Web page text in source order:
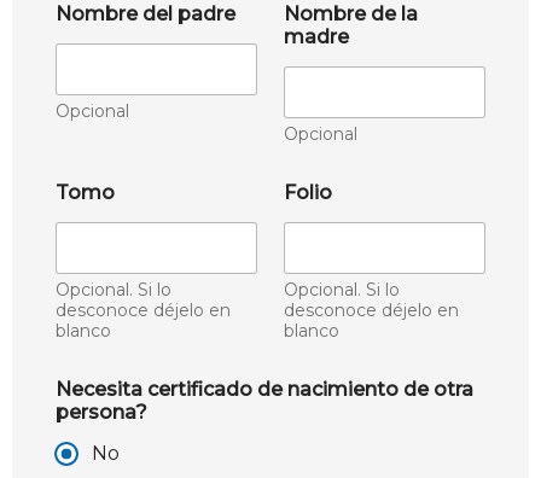
Nombre del padre
Opcional
Nombre de la
madre
Opcional
Tomo
Opcional. Si lo
desconoce déjelo en
blanco
Folio
Opcional. Si lo
desconoce déjelo en
blanco
Necesita certificado de nacimiento de otra
persona?
No